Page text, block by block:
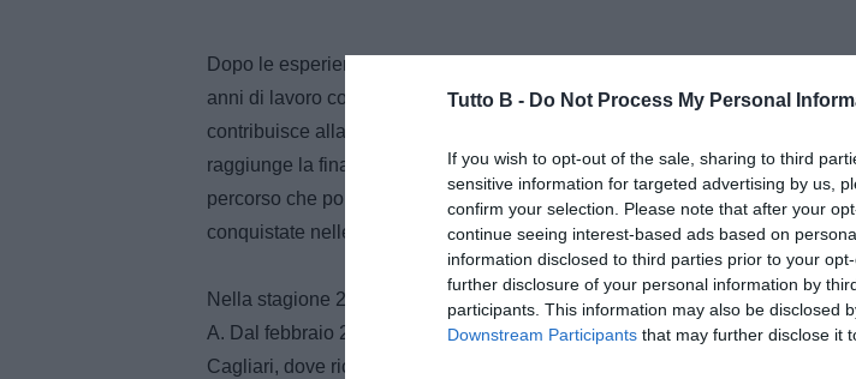
Tutto B - Do Not Process My Personal
If you wish to opt-out of the sale, sharing to third
sensitive information for targeted advertising by us,
confirm your selection. Please note that after your
continue seeing interest-based ads based on
information disclosed to third parties prior to your
further disclosure of your personal information by
participants. This information may also be disclosed
Downstream Participants that may further disclose it
Dopo le esperienze con San Marino e Monza, nel 2004 approda al
anni di lavoro con il club neroverde, intervallati dalle parentesi con Modena
contribuisce alla salvezza in Serie B nella stagione 2006/2007 — ed Hellas
raggiunge la finale playoff da Direttore Generale nel 2009/2010, Bonato è il
percorso che porta il Sassuolo dalla Serie C2 alla Serie A, fino alle due
conquistate nelle prime stagioni nella massima serie.
Nella stagione 2016/2017, da Direttore Sportivo dell’Udinese, conquista la
A. Dal febbraio 2019 al giugno 2021 lavora poi alla Cremonese, prima di
Cagliari, dove ricopre il ruolo di Direttore Sportivo dal novembre 2022 al